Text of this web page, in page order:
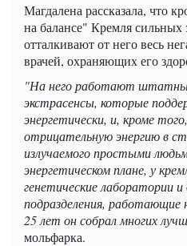
Магдалена рассказала, что
на балансе" Кремля сильных
отталкивают от него весь
врачей, охраняющих его
"На него работают
экстрасенсы, которые
энергетически, и, кроме
отрицательную энергию в
излучаемого простыми
энергетическом плане, у
генетические лаборатории и
подразделения, работающие
25 лет он собрал многих
мольфарка.